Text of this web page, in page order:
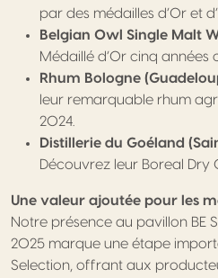
par des médailles d’Or et
Belgian Owl Single Malt
Médaillé d’Or cinq années
Rhum Bologne
leur remarquable rhum
2024.
Distillerie du Goéland
Découvrez leur Boreal Dry
Une valeur ajoutée pour les
Notre présence au pavillon BE
2025 marque une étape
Selection, offrant aux